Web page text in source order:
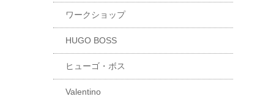
ワークショップ
HUGO BOSS
ヒューゴ・ボス
Valentino